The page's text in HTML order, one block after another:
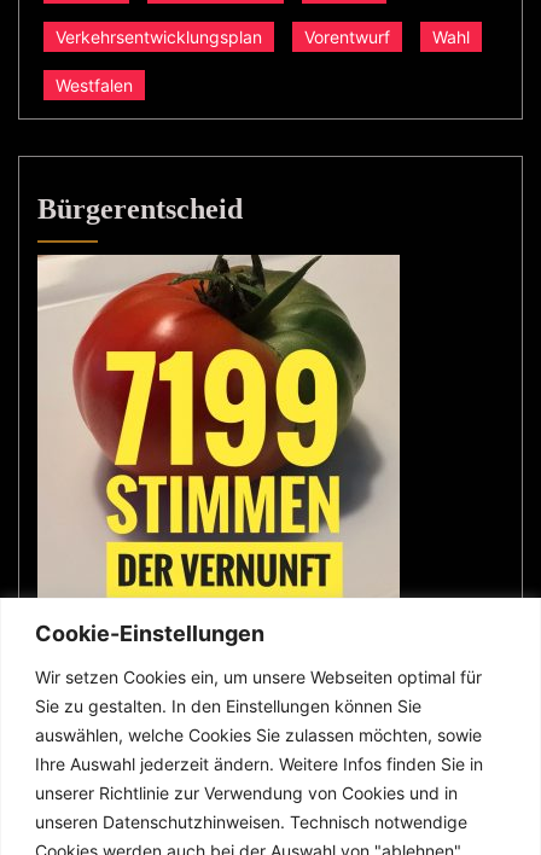
Cookie-Einstellungen
Wir setzen Cookies ein, um unsere Webseiten optimal für
Sie zu gestalten. In den Einstellungen können Sie
auswählen, welche Cookies Sie zulassen möchten, sowie
Ihre Auswahl jederzeit ändern. Weitere Infos finden Sie in
unserer Richtlinie zur Verwendung von Cookies und in
unseren Datenschutzhinweisen. Technisch notwendige
Cookies werden auch bei der Auswahl von "ablehnen"
Verkehrsentwicklungsplan Vorentwurf Wahl
Westfalen
Bürgerentscheid
wer was wo
Impressum